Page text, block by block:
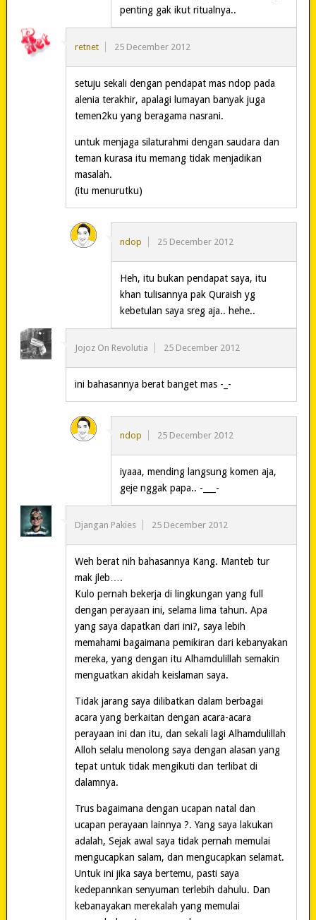
penting gak ikut ritualnya..
retnet 25 December 2012
setuju sekali dengan pendapat mas ndop pada
alenia terakhir, apalagi lumayan banyak juga
temen2ku yang beragama nasrani.
untuk menjaga silaturahmi dengan saudara dan
teman kurasa itu memang tidak menjadikan
masalah.
(itu menurutku)
ndop 25 December 2012
Heh, itu bukan pendapat saya, itu
khan tulisannya pak Quraish yg
kebetulan saya sreg aja.. hehe..
Jojoz On Revolutia 25 December 2012
ini bahasannya berat banget mas -_-
ndop 25 December 2012
iyaaa, mending langsung komen aja,
geje nggak papa.. -___-
Djangan Pakies 25 December 2012
Weh berat nih bahasannya Kang. Manteb tur
mak jleb….
Kulo pernah bekerja di lingkungan yang full
dengan perayaan ini, selama lima tahun. Apa
yang saya dapatkan dari ini?, saya lebih
memahami bagaimana pemikiran dari kebanyakan
mereka, yang dengan itu Alhamdulillah semakin
menguatkan akidah keislaman saya.
Tidak jarang saya dilibatkan dalam berbagai
acara yang berkaitan dengan acara-acara
perayaan ini dan itu, dan sekali lagi Alhamdulillah
Alloh selalu menolong saya dengan alasan yang
tepat untuk tidak mengikuti dan terlibat di
dalamnya.
Trus bagaimana dengan ucapan natal dan
ucapan perayaan lainnya ?. Yang saya lakukan
adalah, Sejak awal saya tidak pernah memulai
mengucapkan salam, dan mengucapkan selamat.
Untuk ini jika saya bertemu, pasti saya
kedepannkan senyuman terlebih dahulu. Dan
kebanayakan merekalah yang memulai